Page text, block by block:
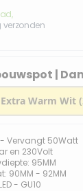
|
Vervangt 50Watt
en 230Volt
95MM
90MM - 92MM
- GU10